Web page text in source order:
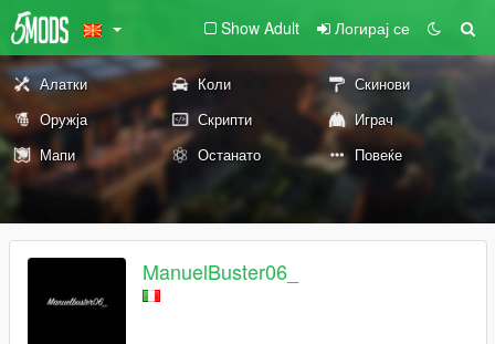
Show Adult Логирај се
Алатки Коли
Скинови
Оружја
Скрипти
Играч
Мапи
Останато Повеќе
ManuelBuster06_